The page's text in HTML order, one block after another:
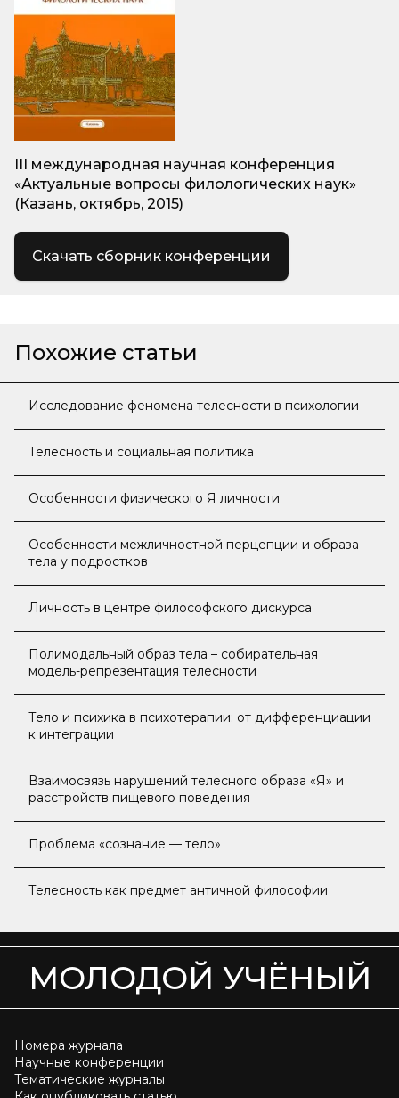
III международная научная конференция
«Актуальные вопросы филологических наук»
(Казань, октябрь, 2015)
Скачать сборник конференции
Похожие статьи
Исследование феномена телесности в психологии
Телесность и социальная политика
Особенности физического Я личности
Особенности межличностной перцепции и образа
тела у подростков
Личность в центре философского дискурса
Полимодальный образ тела – собирательная
модель-репрезентация телесности
Тело и психика в психотерапии: от дифференциации
к интеграции
Взаимосвязь нарушений телесного образа «Я» и
расстройств пищевого поведения
Проблема «сознание — тело»
Телесность как предмет античной философии
МОЛОДОЙ УЧЁНЫЙ
Номера журнала
Научные конференции
Тематические журналы